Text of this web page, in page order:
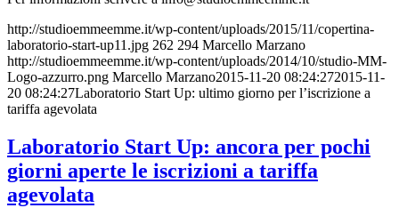
http://studioemmeemme.it/wp-content/uploads/2015/11/copertina-
laboratorio-start-up11.jpg 262 294 Marcello Marzano
http://studioemmeemme.it/wp-content/uploads/2014/10/studio-MM-
Logo-azzurro.png Marcello Marzano2015-11-20 08:24:272015-11-
20 08:24:27Laboratorio Start Up: ultimo giorno per l’iscrizione a
tariffa agevolata
Laboratorio Start Up: ancora per pochi
giorni aperte le iscrizioni a tariffa
agevolata